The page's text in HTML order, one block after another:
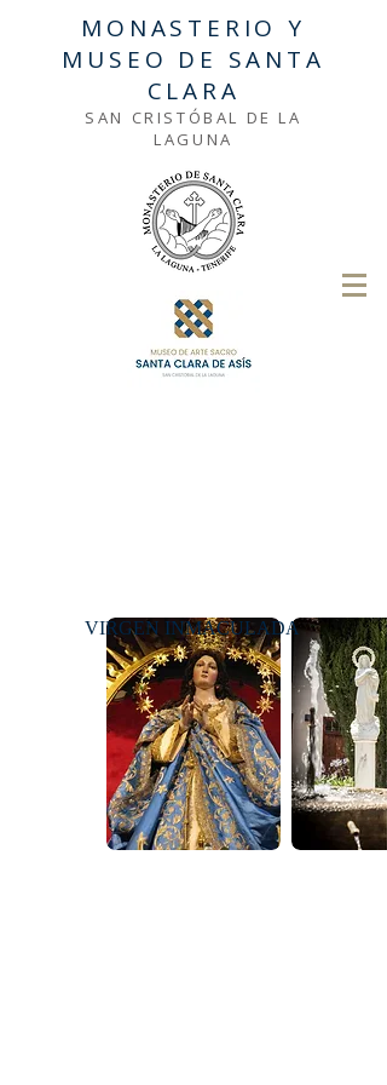
MONASTERIO Y
MUSEO DE SANTA
CLARA
SAN CRISTÓBAL DE LA
LAGUNA
VIRGEN INMACULADA